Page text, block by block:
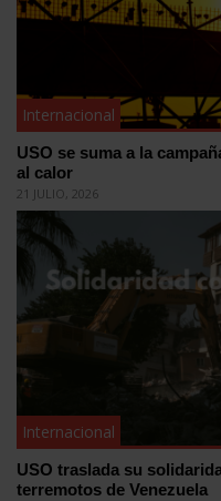
Internacional
USO se suma a la
al calor
21 JULIO, 2026
Internacional
USO traslada su
terremotos de Venezuela